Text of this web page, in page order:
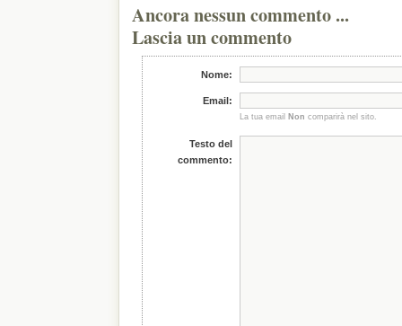
Ancora nessun commento ...
Lascia un commento
Nome:
Email:
La tua email Non comparirà nel sito.
Testo del
commento: